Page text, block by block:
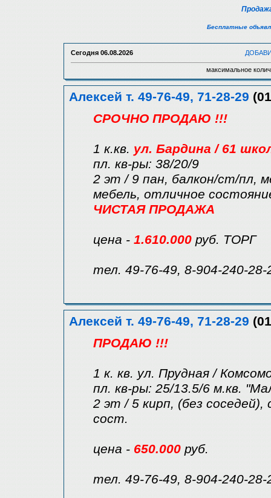
Бесплатные
Сегодня 06.08.2026
максимальное
Алексей т. 49-76-49, 71-28-29
СРОЧНО ПРОДАЮ !!!
1 к.кв. ул. Бардина / 61
пл. кв-ры: 38/20/9
2 эт / 9 пан, балкон/ст/пл,
мебель, отличное
ЧИСТАЯ ПРОДАЖА
цена - 1.610.000 руб. ТОРГ
тел. 49-76-49, 8-904-240-28-
Алексей т. 49-76-49, 71-28-29
ПРОДАЮ !!!
1 к. кв. ул. Прудная /
пл. кв-ры: 25/13.5/6 м.кв.
2 эт / 5 кирп, (без соседей),
сост.
цена - 650.000 руб.
тел. 49-76-49, 8-904-240-28-